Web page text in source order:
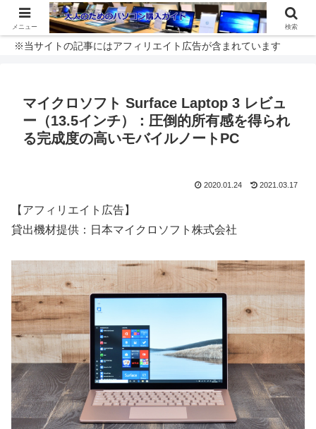
※当サイトの記事にはアフィリエイト広告が含まれています
マイクロソフト Surface Laptop 3 レビュ
ー（13.5インチ）：圧倒的所有感を得られ
る完成度の高いモバイルノートPC
2020.01.24 2021.03.17
【アフィリエイト広告】
貸出機材提供：日本マイクロソフト株式会社
メニュー 検索